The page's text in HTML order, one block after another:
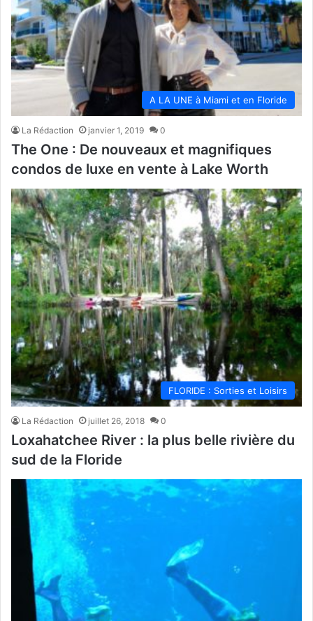
A LA UNE à Miami et en Floride
La Rédaction janvier 1, 2019 0
The One : De nouveaux et magnifiques
condos de luxe en vente à Lake Worth
FLORIDE : Sorties et Loisirs
La Rédaction juillet 26, 2018 0
Loxahatchee River : la plus belle rivière du
sud de la Floride